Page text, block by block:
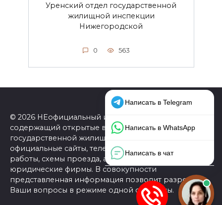
Уренский отдел государственной
жилищной инспекции
Нижегородской
0 563
© 2026 НЕофициальный информационный сайт,
содержащий открытые выверенные данные о
государственной жилищной инспекции (ГЖИ):
официальные сайты, телефоны, адреса, графики
работы, схемы проезда, а также ссылки на
юридические фирмы. В совокупности
представленная информация позволит разрешить
Ваши вопросы в режиме одной страницы.